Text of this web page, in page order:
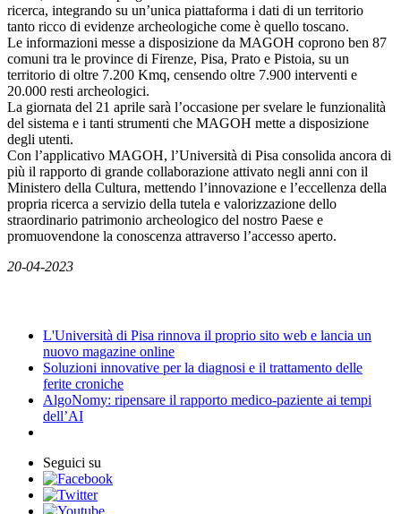
ricerca, integrando su un’unica piattaforma i dati di un territorio
tanto ricco di evidenze archeologiche come è quello toscano.
Le informazioni messe a disposizione da MAGOH coprono ben 87
comuni tra le province di Firenze, Pisa, Prato e Pistoia, su un
territorio di oltre 7.200 Kmq, censendo oltre 7.900 interventi e
20.000 resti archeologici.
La giornata del 21 aprile sarà l’occasione per svelare le funzionalità
del sistema e i tanti strumenti che MAGOH mette a disposizione
degli utenti.
Con l’applicativo MAGOH, l’Università di Pisa consolida ancora di
più il rapporto di grande collaborazione attivato negli anni con il
Ministero della Cultura, mettendo l’innovazione e l’eccellenza della
propria ricerca a servizio della tutela e valorizzazione dello
straordinario patrimonio archeologico del nostro Paese e
promuovendone la conoscenza attraverso l’accesso aperto.
20-04-2023
L'Università di Pisa rinnova il proprio sito web e lancia un
nuovo magazine online
Soluzioni innovative per la diagnosi e il trattamento delle
ferite croniche
AlgoNomy: ripensare il rapporto medico-paziente ai tempi
dell’AI
Seguici su